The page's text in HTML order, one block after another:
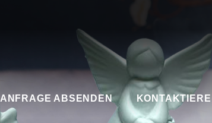
ANFRAGE ABSENDEN